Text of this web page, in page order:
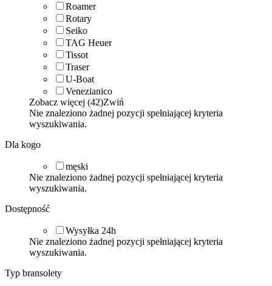
Roamer
Rotary
Seiko
TAG Heuer
Tissot
Traser
U-Boat
Venezianico
Zobacz więcej (42)Zwiń
Nie znaleziono żadnej pozycji spełniającej kryteria
wyszukiwania.
Dla kogo
męski
Nie znaleziono żadnej pozycji spełniającej kryteria
wyszukiwania.
Dostępność
Wysyłka 24h
Nie znaleziono żadnej pozycji spełniającej kryteria
wyszukiwania.
Typ bransolety